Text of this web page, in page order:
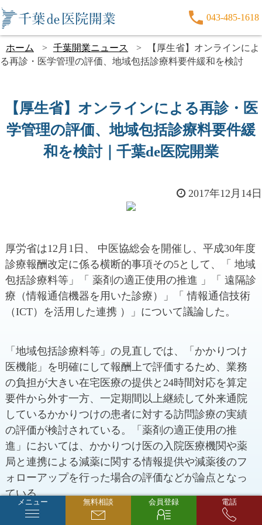
043-485-1618
ホーム 千葉開業ニュース
【厚生省】オンラインによ
る再診・医学管理の評価、地域包括診療料要件緩和を検討
【厚生省】オンラインによる再診・医
学管理の評価、地域包括診療料要件緩
和を検討｜千葉de医院開業
2017年12月14日
厚労省は12月1日、 中医協総会を開催し、平成30年度
診療報酬改定に係る横断的事項その5として、「 地域
包括診療料等」「 薬剤の適正使用の推進 」「 遠隔診
療（情報通信機器を用いた診療）」「 情報通信技術
（ICT）を活用した連携 ）」について議論した。
「地域包括診療料等」の見直しでは、「かかりつけ
医機能」を明確にして報酬上で評価するため、業務
の負担が大きい在宅医療の提供と24時間対応を算定
要件から外す一方、一定期間以上継続して外来通院
しているかかりつけの患者に対する訪問診療の実績
の評価が検討されている。「薬剤の適正使用の推
進」においては、かかりつけ医の入院医療機関や薬
局と連携による減薬に関する情報提供や減薬後のフ
ォローアップを行った場合の評価などが論点となっ
ている。
メニュー 無料相談 会員登録 電話